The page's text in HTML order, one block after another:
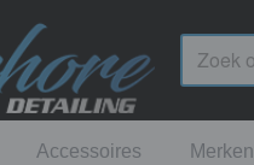
Accessoires Merken